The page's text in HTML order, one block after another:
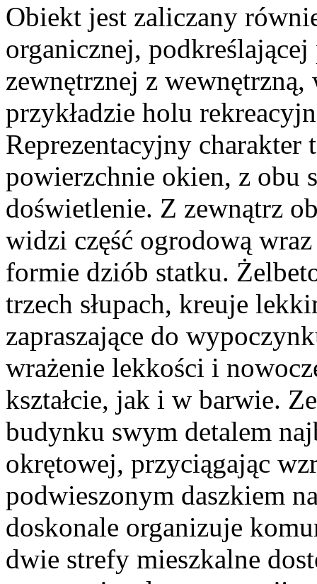
Obiekt jest zaliczany
organicznej,
zewnętrznej z
przykładzie holu
Reprezentacyjny charakter
powierzchnie okien, z obu
doświetlenie. Z zewnątrz
widzi część ogrodową
formie dziób statku.
trzech słupach, kreuje
zapraszające do
wrażenie lekkości i
kształcie, jak i w barwie.
budynku swym detalem
okrętowej, przyciągając
podwieszonym daszkiem
doskonale organizuje
dwie strefy mieszkalne